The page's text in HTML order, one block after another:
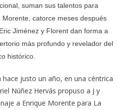
suman sus talentos para
catorce meses después
Jiménez y Florent dan forma a
más profundo y revelador del
histórico.
justo un año, en una céntrica
Núñez Hervás propuso a J y
a Enrique Morente para La